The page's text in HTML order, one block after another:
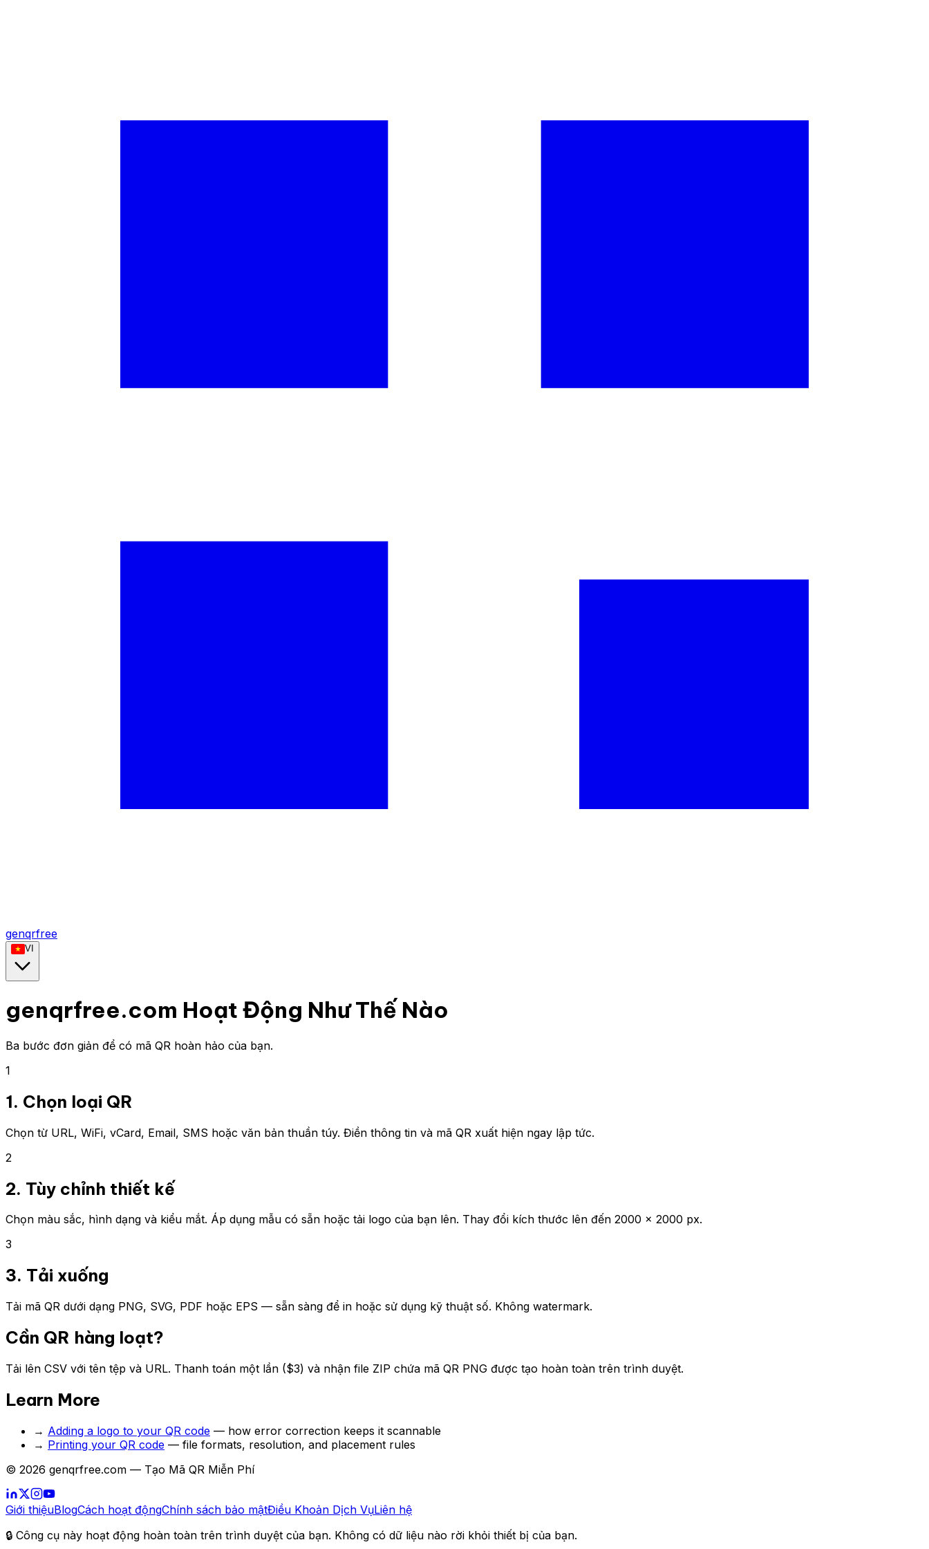
genqrfree
VI
genqrfree.com Hoạt Động Như Thế Nào
Ba bước đơn giản để có mã QR hoàn hảo của bạn.
1
1. Chọn loại QR
Chọn từ URL, WiFi, vCard, Email, SMS hoặc văn bản thuần túy. Điền thông tin và mã QR xuất hiện ngay lập tức.
2
2. Tùy chỉnh thiết kế
Chọn màu sắc, hình dạng và kiểu mắt. Áp dụng mẫu có sẵn hoặc tải logo của bạn lên. Thay đổi kích thước lên đến 2000 × 2000 px.
3
3. Tải xuống
Tải mã QR dưới dạng PNG, SVG, PDF hoặc EPS — sẵn sàng để in hoặc sử dụng kỹ thuật số. Không watermark.
Cần QR hàng loạt?
Tải lên CSV với tên tệp và URL. Thanh toán một lần ($3) và nhận file ZIP chứa mã QR PNG được tạo hoàn toàn trên trình duyệt.
Learn More
→ Adding a logo to your QR code — how error correction keeps it scannable
→ Printing your QR code — file formats, resolution, and placement rules
© 2026 genqrfree.com — Tạo Mã QR Miễn Phí
Giới thiệuBlogCách hoạt độngChính sách bảo mậtĐiều Khoản Dịch VụLiên hệ
🔒 Công cụ này hoạt động hoàn toàn trên trình duyệt của bạn. Không có dữ liệu nào rời khỏi thiết bị của bạn.